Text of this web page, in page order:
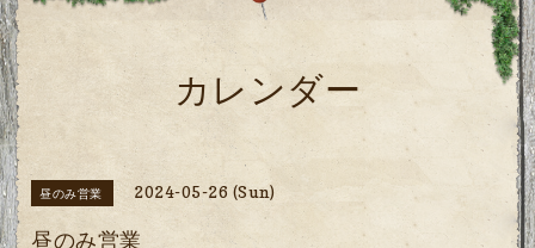
カレンダー
昼のみ営業 2024-05-26 (Sun)
昼のみ営業